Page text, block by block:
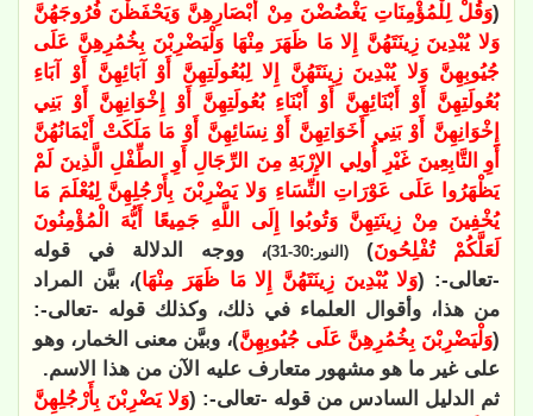
(وَقُلْ لِلْمُؤْمِنَاتِ يَغْضُضْنَ مِنْ أَبْصَارِهِنَّ وَيَحْفَظْنَ فُرُوجَهُنَّ
وَلا يُبْدِينَ زِينَتَهُنَّ إِلا مَا ظَهَرَ مِنْهَا وَلْيَضْرِبْنَ بِخُمُرِهِنَّ عَلَى
جُيُوبِهِنَّ وَلا يُبْدِينَ زِينَتَهُنَّ إِلا لِبُعُولَتِهِنَّ أَوْ آبَائِهِنَّ أَوْ آبَاءِ
بُعُولَتِهِنَّ أَوْ أَبْنَائِهِنَّ أَوْ أَبْنَاءِ بُعُولَتِهِنَّ أَوْ إِخْوَانِهِنَّ أَوْ بَنِي
إِخْوَانِهِنَّ أَوْ بَنِي أَخَوَاتِهِنَّ أَوْ نِسَائِهِنَّ أَوْ مَا مَلَكَتْ أَيْمَانُهُنَّ
أَوِ التَّابِعِينَ غَيْرِ أُولِي الإِرْبَةِ مِنَ الرِّجَالِ أَوِ الطِّفْلِ الَّذِينَ لَمْ
يَظْهَرُوا عَلَى عَوْرَاتِ النِّسَاءِ وَلا يَضْرِبْنَ بِأَرْجُلِهِنَّ لِيُعْلَمَ مَا
يُخْفِينَ مِنْ زِينَتِهِنَّ وَتُوبُوا إِلَى اللَّهِ جَمِيعًا أَيُّهَ الْمُؤْمِنُونَ
لَعَلَّكُمْ تُفْلِحُونَ) (النور:30-31)
، ووجه الدلالة في قوله
-تعالى-: (وَلا يُبْدِينَ زِينَتَهُنَّ إِلا مَا ظَهَرَ مِنْهَا)، بيَّن المراد
من هذا، وأقوال العلماء في ذلك، وكذلك قوله -تعالى-:
(وَلْيَضْرِبْنَ بِخُمُرِهِنَّ عَلَى جُيُوبِهِنَّ)، وبيَّن معنى الخمار، وهو
على غير ما هو مشهور متعارف عليه الآن من هذا الاسم.
ثم الدليل السادس من قوله -تعالى-: (وَلا يَضْرِبْنَ بِأَرْجُلِهِنَّ